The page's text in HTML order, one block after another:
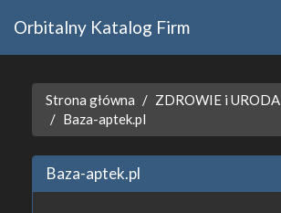
Orbitalny Katalog Firm
Strona główna ZDROWIE i URODA
Baza-aptek.pl
Baza-aptek.pl